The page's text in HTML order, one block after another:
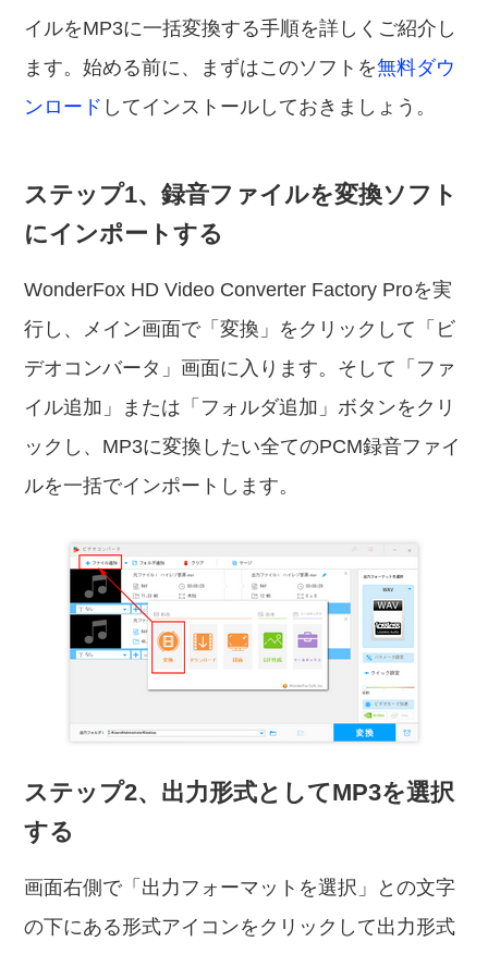
イルをMP3に一括変換する手順を詳しくご紹介し
ます。始める前に、まずはこのソフトを無料ダウ
ンロード してインストールしておきましょう。
ステップ1、録音ファイルを変換ソフト
にインポートする
WonderFox HD Video Converter Factory Proを実
行し、メイン画面で「変換」をクリックして「ビ
デオコンバータ」画面に入ります。そして「ファ
イル追加」または「フォルダ追加」ボタンをクリ
ックし、MP3に変換したい全てのPCM録音ファイ
ルを一括でインポートします。
ステップ2、出力形式としてMP3を選択
する
画面右側で「出力フォーマットを選択」との文字
の下にある形式アイコンをクリックして出力形式